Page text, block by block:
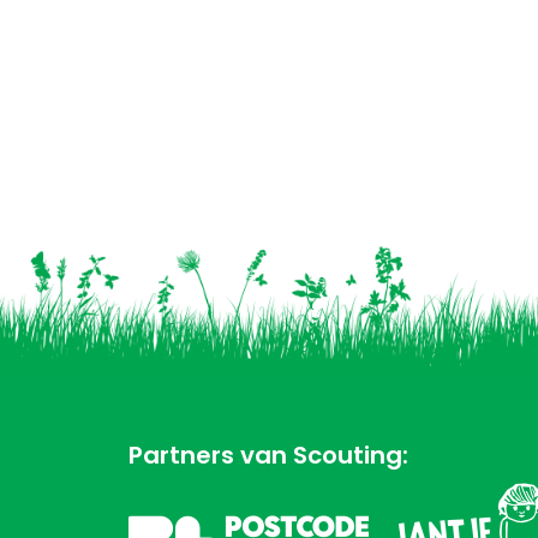
Partners van Scouting: